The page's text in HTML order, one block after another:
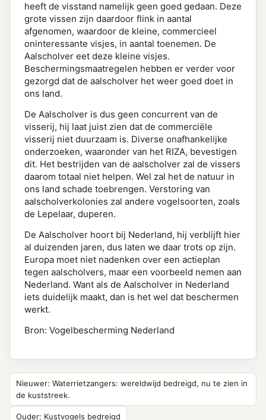
heeft de visstand namelijk geen goed gedaan. Deze
grote vissen zijn daardoor flink in aantal
afgenomen, waardoor de kleine, commercieel
oninteressante visjes, in aantal toenemen. De
Aalscholver eet deze kleine visjes.
Beschermingsmaatregelen hebben er verder voor
gezorgd dat de aalscholver het weer goed doet in
ons land.
De Aalscholver is dus geen concurrent van de
visserij, hij laat juist zien dat de commerciële
visserij niet duurzaam is. Diverse onafhankelijke
onderzoeken, waaronder van het RIZA, bevestigen
dit. Het bestrijden van de aalscholver zal de vissers
daarom totaal niet helpen. Wel zal het de natuur in
ons land schade toebrengen. Verstoring van
aalscholverkolonies zal andere vogelsoorten, zoals
de Lepelaar, duperen.
De Aalscholver hoort bij Nederland, hij verblijft hier
al duizenden jaren, dus laten we daar trots op zijn.
Europa moet niet nadenken over een actieplan
tegen aalscholvers, maar een voorbeeld nemen aan
Nederland. Want als de Aalscholver in Nederland
iets duidelijk maakt, dan is het wel dat beschermen
werkt.
Bron: Vogelbescherming Nederland
Nieuwer: Waterrietzangers: wereldwijd bedreigd, nu te zien in
de kuststreek.
Ouder: Kustvogels bedreigd